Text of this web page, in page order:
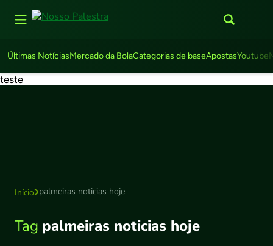
Últimas NotíciasMercado da BolaCategorias de baseApostasYoutube
teste
Início palmeiras noticias hoje
Tag palmeiras noticias hoje